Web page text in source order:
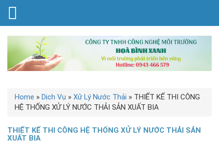
Home » Dịch Vụ » Xử Lý Nước Thải » THIẾT KẾ THI CÔNG
HỆ THỐNG XỬ LÝ NƯỚC THẢI SẢN XUẤT BIA
THIẾT KẾ THI CÔNG HỆ THỐNG XỬ LÝ NƯỚC THẢI SẢN
XUẤT BIA